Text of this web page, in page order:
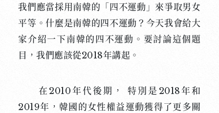
我們應當採用南韓的「四不運動」來爭取男女
平等。什麼是南韓的四不運動？今天我會給大
家介紹一下南韓的四不運動。要討論這個題
目，我們應該從2018年講起。
在2010年代後期， 特別是2018年和
2019年，韓國的女性權益運動獲得了更多關